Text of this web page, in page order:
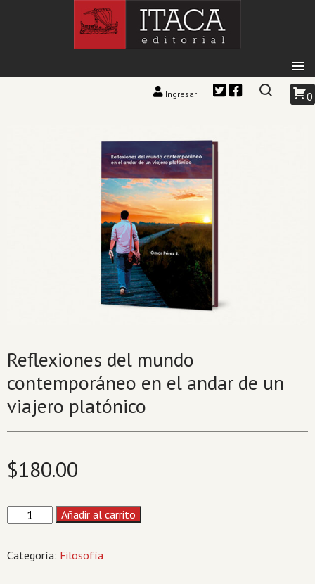
Ingresar 0
Reflexiones del mundo
contemporáneo en el andar de un
viajero platónico
$180.00
Reflexiones
contemporáneo
Añadir al carrito
Categoría: Filosofía